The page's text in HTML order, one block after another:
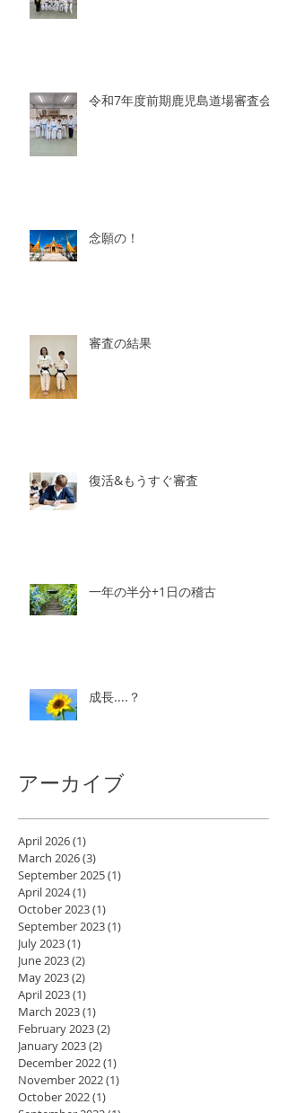
令和7年度前期鹿児島道場審査会
念願の！
審査の結果
復活&もうすぐ審査
一年の半分+1日の稽古
成長....？
アーカイブ
April 2026(1)
March 2026(3)
September 2025(1)
April 2024(1)
October 2023(1)
September 2023(1)
July 2023(1)
June 2023(2)
May 2023(2)
April 2023(1)
March 2023(1)
February 2023(2)
January 2023(2)
December 2022(1)
November 2022(1)
October 2022(1)